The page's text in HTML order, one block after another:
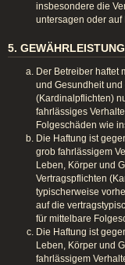
insbesondere die
untersagen oder auf
5. GEWÄHRLEISTUNG
Der Betreiber haftet
und Gesundheit
(Kardinalpflichten)
fahrlässiges
Folgeschäden wie
Die Haftung ist
grob fahrlässigem
Leben, Körper und
Vertragspflichten
typischerweise
auf die
für mittelbare
Die Haftung ist
Leben, Körper und
fahrlässigem